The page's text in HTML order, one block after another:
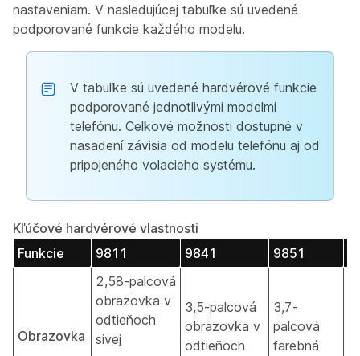
nastaveniam. V nasledujúcej tabuľke sú uvedené
podporované funkcie každého modelu.
V tabuľke sú uvedené hardvérové funkcie
podporované jednotlivými modelmi
telefónu. Celkové možnosti dostupné v
nasadení závisia od modelu telefónu aj od
pripojeného volacieho systému.
Kľúčové hardvérové vlastnosti
Funkcie
9811 9841 9851
Obrazovka
2,58-palcová
obrazovka v
odtieňoch
sivej
3,5-palcová
obrazovka v
odtieňoch
3,7-
palcová
farebná